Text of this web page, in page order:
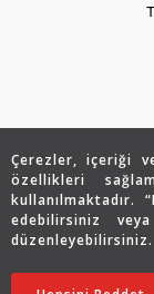
Çerezler, içeriği
özellikleri
kullanılmaktadır.
edebilirsiniz
düzenleyebilirsiniz.